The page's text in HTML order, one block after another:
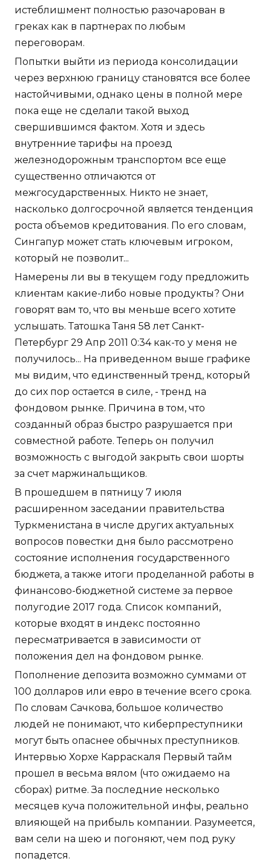
истеблишмент полностью разочарован в
греках как в партнерах по любым
переговорам.
Попытки выйти из периода консолидации
через верхнюю границу становятся все более
настойчивыми, однако цены в полной мере
пока еще не сделали такой выход
свершившимся фактом. Хотя и здесь
внутренние тарифы на проезд
железнодорожным транспортом все еще
существенно отличаются от
межгосударственных. Никто не знает,
насколько долгосрочной является тенденция
роста объемов кредитования. По его словам,
Сингапур может стать ключевым игроком,
который не позволит...
Намерены ли вы в текущем году предложить
клиентам какие-либо новые продукты? Они
говорят вам то, что вы меньше всего хотите
услышать. Татошка Таня 58 лет Санкт-
Петербург 29 Апр 2011 0:34 как-то у меня не
получилось... На приведенном выше графике
мы видим, что единственный тренд, который
до сих пор остается в силе, - тренд на
фондовом рынке. Причина в том, что
созданный образ быстро разрушается при
совместной работе. Теперь он получил
возможность с выгодой закрыть свои шорты
за счет маржинальщиков.
В прошедшем в пятницу 7 июля
расширенном заседании правительства
Туркменистана в числе других актуальных
вопросов повестки дня было рассмотрено
состояние исполнения государственного
бюджета, а также итоги проделанной работы в
финансово-бюджетной системе за первое
полугодие 2017 года. Список компаний,
которые входят в индекс постоянно
пересматривается в зависимости от
положения дел на фондовом рынке.
Пополнение депозита возможно суммами от
100 долларов или евро в течение всего срока.
По словам Сачкова, большое количество
людей не понимают, что киберпреступники
могут быть опаснее обычных преступников.
Интервью Хорхе Карраскаля Первый тайм
прошел в весьма вялом (что ожидаемо на
сборах) ритме. За последние несколько
месяцев куча положительной инфы, реально
влияющей на прибыль компании. Разумеется,
вам сели на шею и погоняют, чем под руку
попадется.